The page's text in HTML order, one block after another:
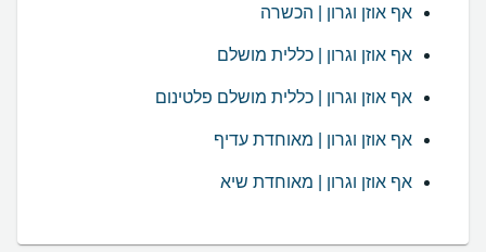
אף אוזן וגרון | הכשרה
אף אוזן וגרון | כללית מושלם
אף אוזן וגרון | כללית מושלם פלטינום
אף אוזן וגרון | מאוחדת עדיף
אף אוזן וגרון | מאוחדת שיא